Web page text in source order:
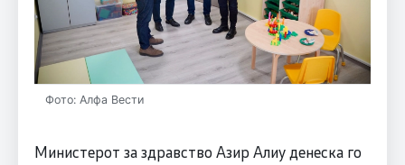
Фото: Алфа Вести
Министерот за здравство Азир Алиу денеска го